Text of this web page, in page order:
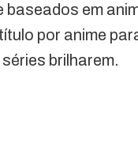
baseados em
por anime
brilharem.